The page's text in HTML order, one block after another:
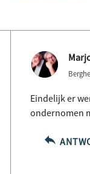
Eindelijk er
ondernomen